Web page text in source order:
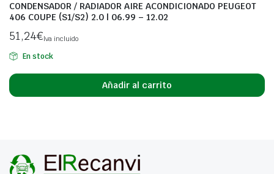
CONDENSADOR / RADIADOR AIRE ACONDICIONADO PEUGEOT
406 COUPE (S1/S2) 2.0 | 06.99 – 12.02
51,24€Iva incluido
En stock
Añadir al carrito